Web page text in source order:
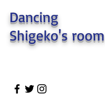
Dancing
Shigeko's room